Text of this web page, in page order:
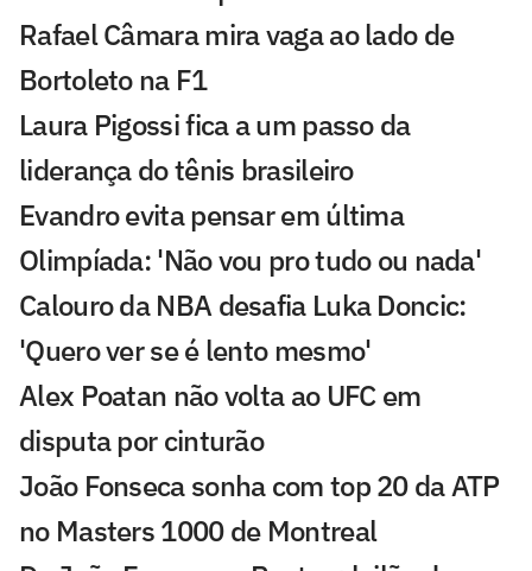
Rafael Câmara mira vaga ao lado de
Bortoleto na F1
Laura Pigossi fica a um passo da
liderança do tênis brasileiro
Evandro evita pensar em última
Olimpíada: 'Não vou pro tudo ou nada'
Calouro da NBA desafia Luka Doncic:
'Quero ver se é lento mesmo'
Alex Poatan não volta ao UFC em
disputa por cinturão
João Fonseca sonha com top 20 da ATP
no Masters 1000 de Montreal